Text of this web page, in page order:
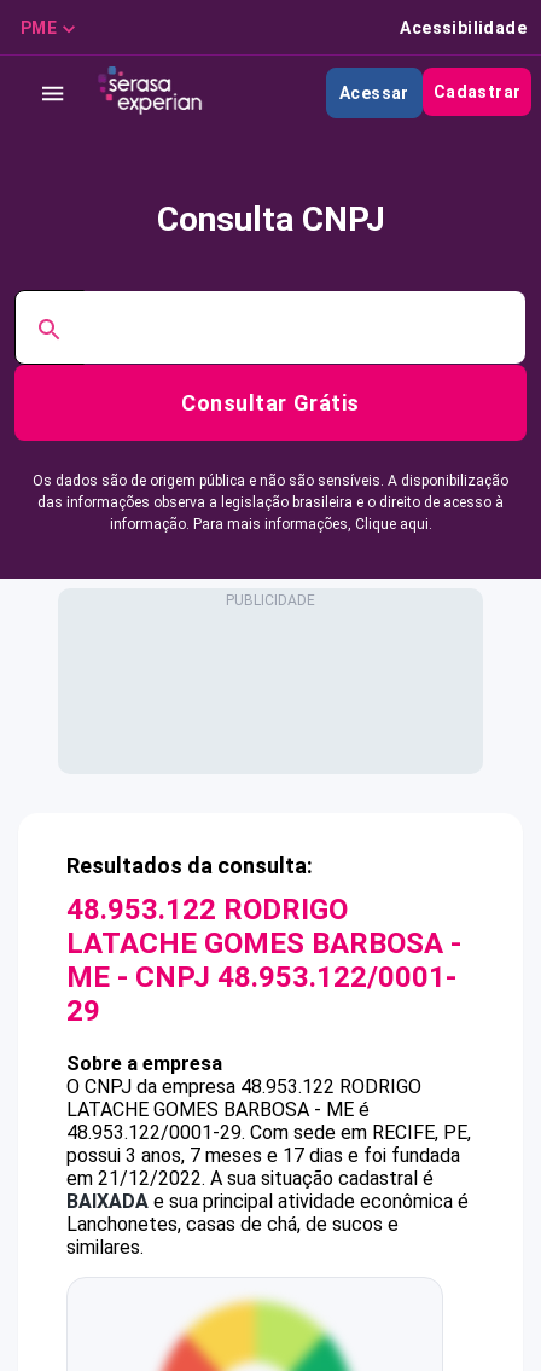
PME Acessibilidade
Acessar Cadastrar
Consulta CNPJ
Consultar Grátis
Os dados são de origem pública e não são sensíveis. A disponibilização
das informações observa a legislação brasileira e o direito de acesso à
informação. Para mais informações, Clique aqui.
Resultados da consulta:
48.953.122 RODRIGO
LATACHE GOMES BARBOSA -
ME - CNPJ 48.953.122/0001-
29
Sobre a empresa
O CNPJ da empresa 48.953.122 RODRIGO
LATACHE GOMES BARBOSA - ME é
48.953.122/0001-29. Com sede em RECIFE, PE,
possui 3 anos, 7 meses e 17 dias e foi fundada
em 21/12/2022. A sua situação cadastral é
BAIXADA e sua principal atividade econômica é
Lanchonetes, casas de chá, de sucos e
similares.